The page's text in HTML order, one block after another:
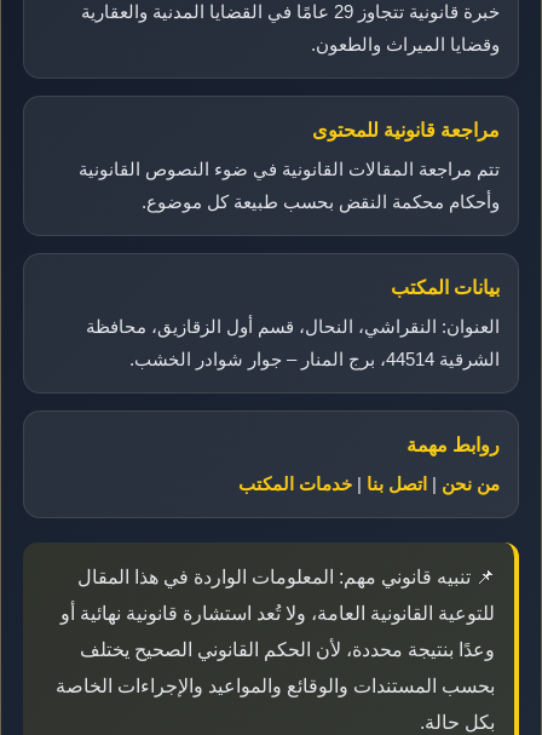
خبرة قانونية تتجاوز 29 عامًا في القضايا المدنية والعقارية
وقضايا الميراث والطعون.
مراجعة قانونية للمحتوى
تتم مراجعة المقالات القانونية في ضوء النصوص القانونية
وأحكام محكمة النقض بحسب طبيعة كل موضوع.
بيانات المكتب
العنوان: النقراشي، النحال، قسم أول الزقازيق، محافظة
الشرقية 44514، برج المنار – جوار شوادر الخشب.
روابط مهمة
من نحن | اتصل بنا | خدمات المكتب
📌 تنبيه قانوني مهم: المعلومات الواردة في هذا المقال
للتوعية القانونية العامة، ولا تُعد استشارة قانونية نهائية أو
وعدًا بنتيجة محددة، لأن الحكم القانوني الصحيح يختلف
بحسب المستندات والوقائع والمواعيد والإجراءات الخاصة
بكل حالة.